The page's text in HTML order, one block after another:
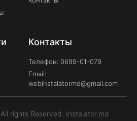
Контакты
Телефон: 0699-01-079
Email:
webinstalatormd@gmail.com
rights Reserved. Instalator.md